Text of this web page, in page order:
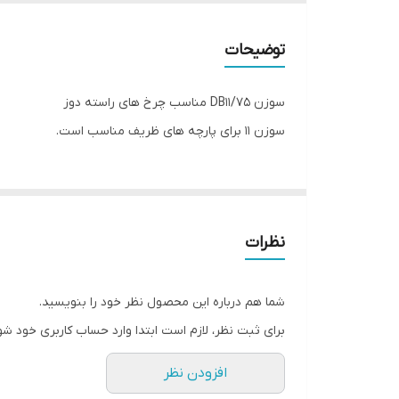
توضیحات
سوزن DB11/75 مناسب چرخ های راسته دوز
سوزن ۱۱ برای پارچه های ظریف مناسب است.
نظرات
شما هم درباره این محصول نظر خود را بنویسید.
برای ثبت نظر، لازم است ابتدا وارد حساب کاربری خود
افزودن نظر